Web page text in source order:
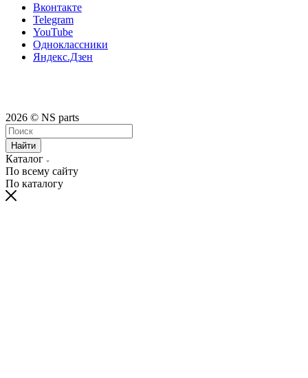
Вконтакте
Telegram
YouTube
Одноклассники
Яндекс.Дзен
2026 © NS parts
Найти
Каталог
По всему сайту
По каталогу